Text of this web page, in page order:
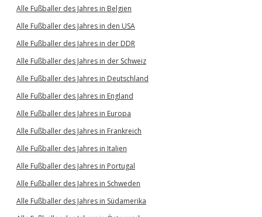
Alle Fußballer des Jahres in Belgien
Alle Fußballer des Jahres in den USA
Alle Fußballer des Jahres in der DDR
Alle Fußballer des Jahres in der Schweiz
Alle Fußballer des Jahres in Deutschland
Alle Fußballer des Jahres in England
Alle Fußballer des Jahres in Europa
Alle Fußballer des Jahres in Frankreich
Alle Fußballer des Jahres in Italien
Alle Fußballer des Jahres in Portugal
Alle Fußballer des Jahres in Schweden
Alle Fußballer des Jahres in Südamerika